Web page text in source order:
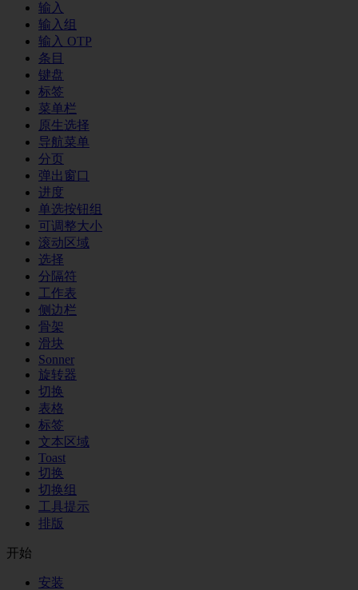
输入
输入组
输入 OTP
条目
键盘
标签
菜单栏
原生选择
导航菜单
分页
弹出窗口
进度
单选按钮组
可调整大小
滚动区域
选择
分隔符
工作表
侧边栏
骨架
滑块
Sonner
旋转器
切换
表格
标签
文本区域
Toast
切换
切换组
工具提示
排版
开始
安装